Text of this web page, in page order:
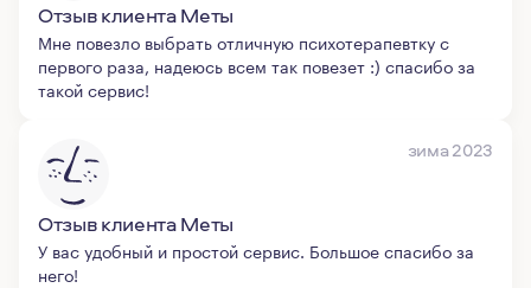
Отзыв клиента Меты
Мне повезло выбрать отличную психотерапевтку с
первого раза, надеюсь всем так повезет :) спасибо за
такой сервис!
зима 2023
Отзыв клиента Меты
У вас удобный и простой сервис. Большое спасибо за
него!